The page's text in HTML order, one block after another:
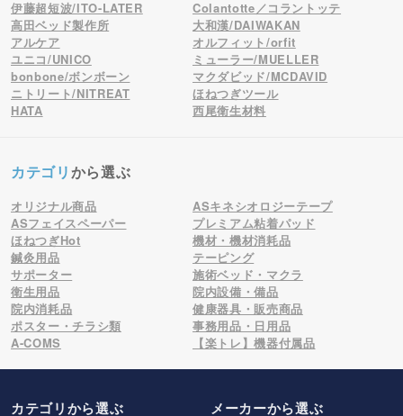
伊藤超短波/ITO-LATER
Colantotte／コラントッテ
高田ベッド製作所
大和漢/DAIWAKAN
アルケア
オルフィット/orfit
ユニコ/UNICO
ミューラー/MUELLER
bonbone/ボンボーン
マクダビッド/MCDAVID
ニトリート/NITREAT
ほねつぎツール
HATA
西尾衛生材料
カテゴリから選ぶ
オリジナル商品
ASキネシオロジーテープ
ASフェイスペーパー
プレミアム粘着パッド
ほねつぎHot
機材・機材消耗品
鍼灸用品
テーピング
サポーター
施術ベッド・マクラ
衛生用品
院内設備・備品
院内消耗品
健康器具・販売商品
ポスター・チラシ類
事務用品・日用品
A-COMS
【楽トレ】機器付属品
カテゴリから選ぶ メーカーから選ぶ